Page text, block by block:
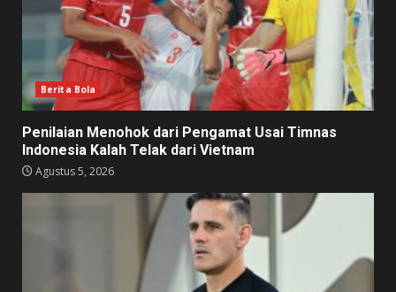
Berita Bola
Penilaian Menohok dari Pengamat Usai Timnas
Indonesia Kalah Telak dari Vietnam
Agustus 5, 2026